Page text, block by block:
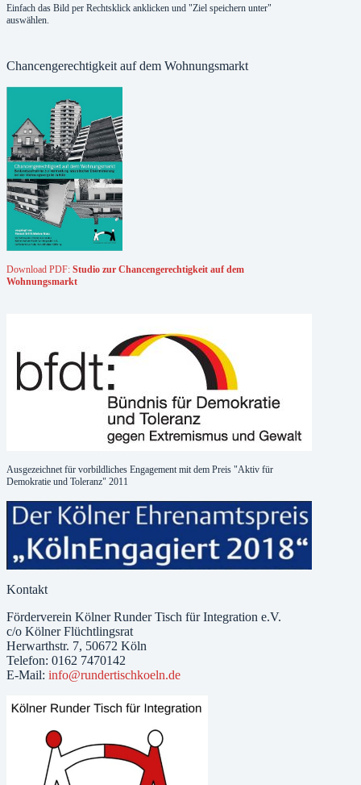
Einfach das Bild per Rechtsklick anklicken und "Ziel speichern unter"
auswählen.
Chancengerechtigkeit auf dem Wohnungsmarkt
Download PDF: Studio zur Chancengerechtigkeit auf dem
Wohnungsmarkt
Ausgezeichnet für vorbildliches Engagement mit dem Preis "Aktiv für
Demokratie und Toleranz" 2011
Kontakt
Förderverein Kölner Runder Tisch für Integration e.V.
c/o Kölner Flüchtlingsrat
Herwarthstr. 7, 50672 Köln
Telefon: 0162 7470142
E-Mail: info@rundertischkoeln.de